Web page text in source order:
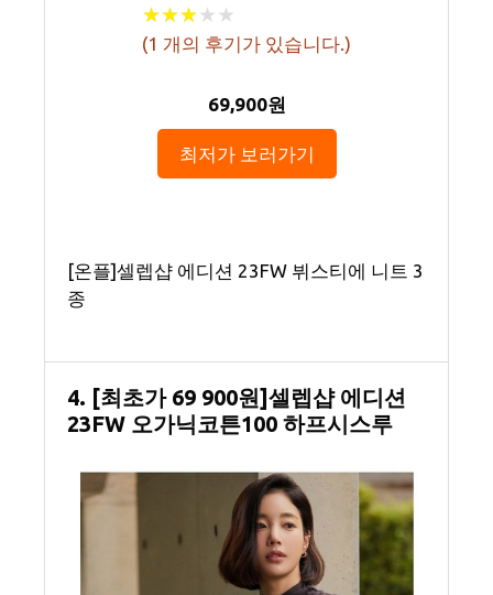
★★★★ ★
★★★★ ★
(1 개의 후기가 있습니다.)
69,900원
최저가 보러가기
[온플]셀렙샵 에디션 23FW 뷔스티에 니트 3
종
4. [최초가 69 900원]셀렙샵 에디션
23FW 오가닉코튼100 하프시스루